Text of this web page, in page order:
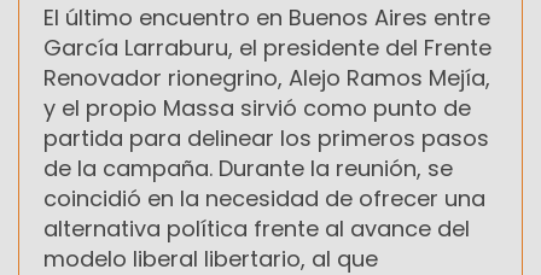
El último encuentro en Buenos Aires entre
García Larraburu, el presidente del Frente
Renovador rionegrino, Alejo Ramos Mejía,
y el propio Massa sirvió como punto de
partida para delinear los primeros pasos
de la campaña. Durante la reunión, se
coincidió en la necesidad de ofrecer una
alternativa política frente al avance del
modelo liberal libertario, al que